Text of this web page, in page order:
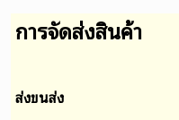
การจัดส่งสินค้า
ส่งขนส่ง